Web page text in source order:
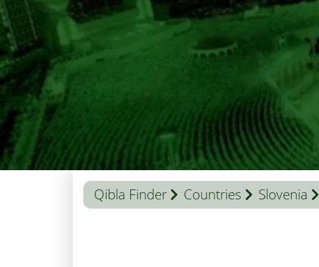
Qibla Finder Countries Slovenia